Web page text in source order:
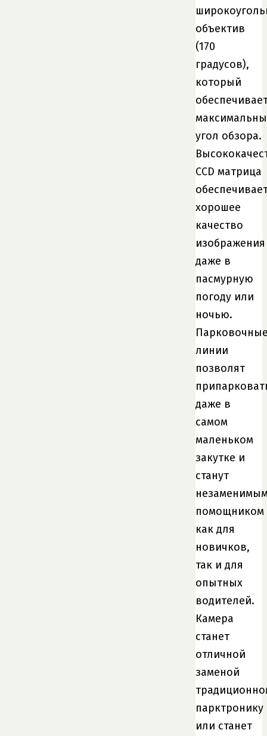
объектив
(170
градусов),
который
угол обзора.
CCD матрица
хорошее
качество
изображения
даже в
пасмурную
погоду или
ночью.
линии
позволят
даже в
самом
маленьком
закутке и
станут
помощником
как для
новичков,
так и для
опытных
водителей.
Камера
станет
отличной
заменой
парктронику
или станет